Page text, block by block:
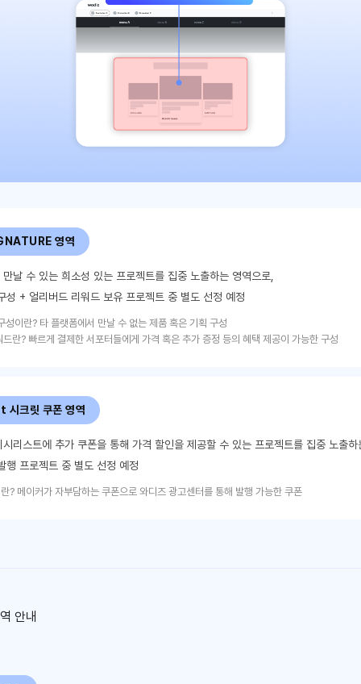
영역
만날 수 있는 희소성 있는 프로젝트를 집중 노출하는 영역으로,
성 + 얼리버드 리워드 보유 프로젝트 중 별도 선정 예정
성이란? 타 플랫폼에서 만날 수 없는 제품 혹은 기획 구성
란? 빠르게 결제한 서포터들에게 가격 혹은 추가 증정 등의 혜택 제공이 가능한 구성
크릿 쿠폰 영역
시리스트에 추가 쿠폰을 통해 가격 할인을 제공할 수 있는 프로젝트를 집중 노출
행 프로젝트 중 별도 선정 예정
? 메이커가 자부담하는 쿠폰으로 와디즈 광고센터를 통해 발행 가능한 쿠폰
안내